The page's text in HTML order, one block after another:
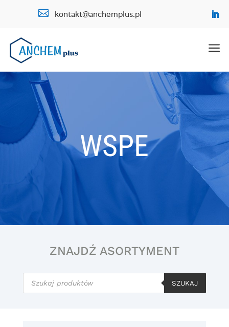
 kontakt@anchemplus.pl
a
WSPE
ZNAJDŹ ASORTYMENT
Wyszukiwarka
produktów
SZUKAJ